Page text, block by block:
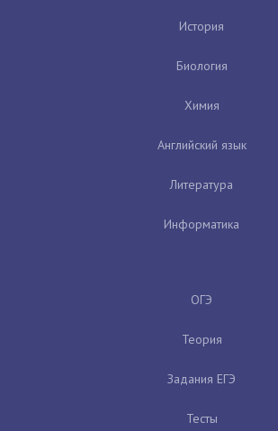
История
Биология
Химия
Английский язык
Литература
Информатика
ОГЭ
Теория
Задания ЕГЭ
Тесты